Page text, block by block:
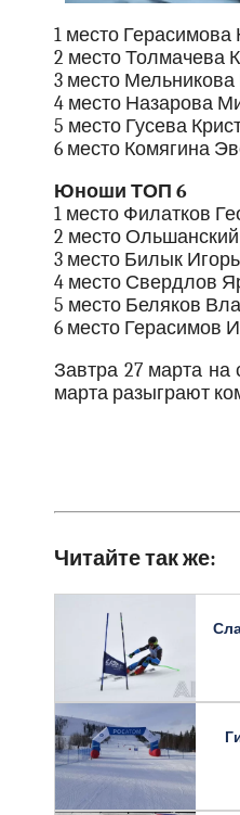
1 место
2 место Толмачева
3 место
4 место Назарова
5 место Гусева
6 место Комягина
Юноши ТОП 6
1 место Филатков
2 место
3 место Билык
4 место Свердлов
5 место Беляков
6 место Герасимов
Завтра 27 марта на
марта разыграют
Читайте так же: